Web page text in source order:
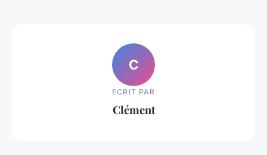
C
ECRIT PAR
Clément